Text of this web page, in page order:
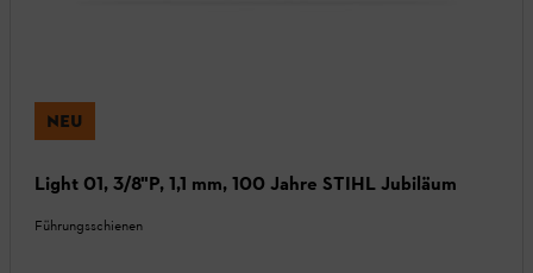
NEU
Light 01, 3/8"P, 1,1 mm, 100 Jahre STIHL Jubiläum
Führungsschienen